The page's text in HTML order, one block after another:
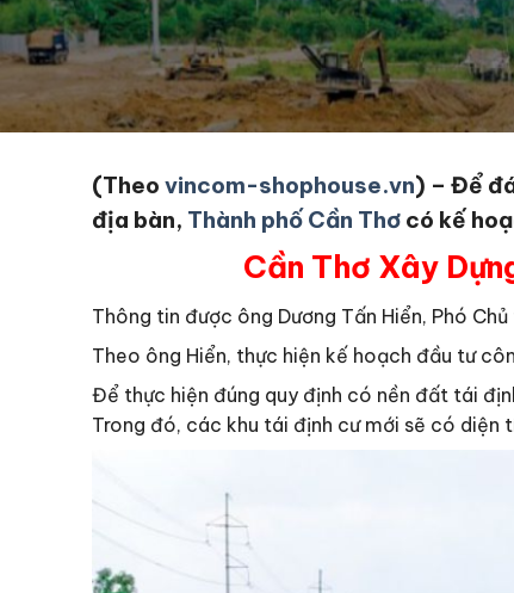
(Theo vincom-shophouse.vn) – Để
địa bàn, Thành phố Cần Thơ có kế
Cần Thơ Xây
Thông tin được ông Dương Tấn Hiển, Phó
Theo ông Hiển, thực hiện kế hoạch đầu tư
Để thực hiện đúng quy định có nền đất tái
Trong đó, các khu tái định cư mới sẽ có diện